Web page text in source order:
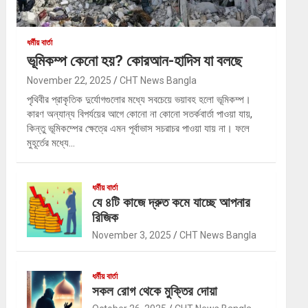
ধর্মীয় বার্তা
ভূমিকম্প কেনো হয়? কোরআন-হাদিস যা বলছে
November 22, 2025 CHT News Bangla
পৃথিবীর প্রাকৃতিক দুর্যোগগুলোর মধ্যে সবচেয়ে ভয়াবহ হলো ভূমিকম্প।
কারণ অন্যান্য বিপর্যয়ের আগে কোনো না কোনো সতর্কবার্তা পাওয়া যায়,
কিন্তু ভূমিকম্পের ক্ষেত্রে এমন পূর্বাভাস সচরাচর পাওয়া যায় না। ফলে
মুহূর্তের মধ্যে…
ধর্মীয় বার্তা
যে ৪টি কাজে দ্রুত কমে যাচ্ছে আপনার
রিজিক
November 3, 2025 CHT News Bangla
ধর্মীয় বার্তা
সকল রোগ থেকে মুক্তির দোয়া